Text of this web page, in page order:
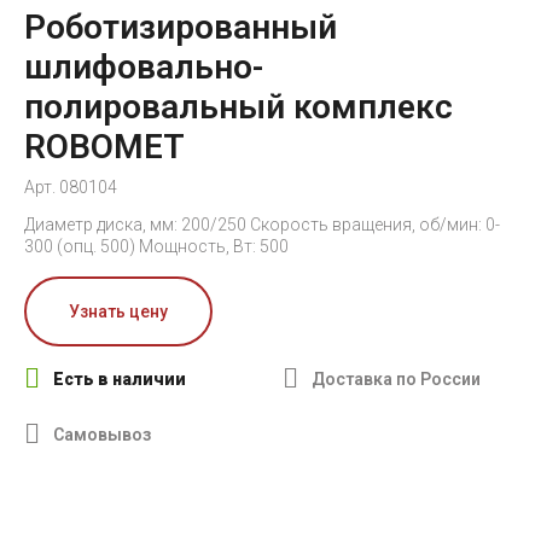
Роботизированный
шлифовально-
полировальный комплекс
ROBOMET
Арт. 080104
Диаметр диска, мм: 200/250 Скорость вращения, об/мин: 0-
300 (опц. 500) Мощность, Вт: 500
Узнать цену
Есть в наличии Доставка по России
Самовывоз